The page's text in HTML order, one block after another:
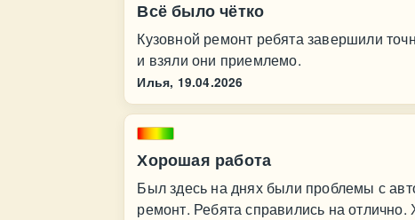
Всё было чётко
Кузовной ремонт ребята завершили
и взяли они приемлемо.
Илья, 19.04.2026
Хорошая работа
Был здесь на днях были проблемы с
ремонт. Ребята справились на